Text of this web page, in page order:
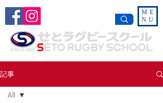
ME
NU
記事
All